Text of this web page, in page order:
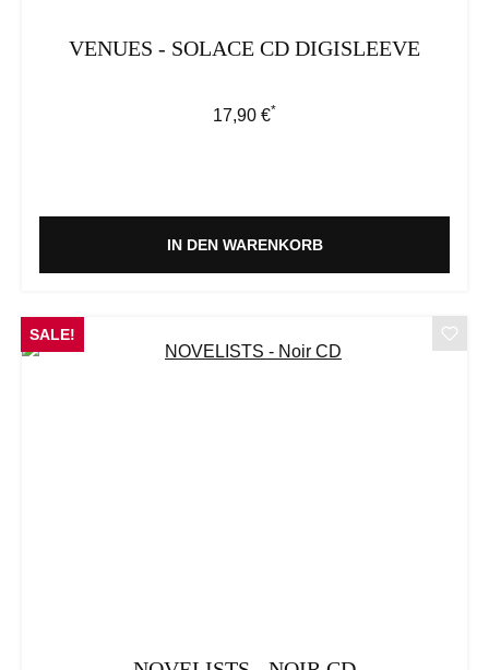
VENUES - SOLACE CD DIGISLEEVE
Regulärer Preis:
17,90 €*
IN DEN WARENKORB
SALE!